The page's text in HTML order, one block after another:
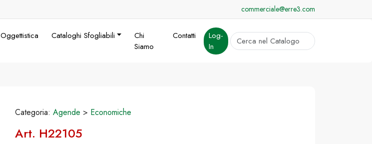
commerciale@erre3.com
Oggettistica Cataloghi Sfogliabili
Chi
Siamo
Contatti
Log-
In
cerca
Categoria: Agende > Economiche
Art. H22105